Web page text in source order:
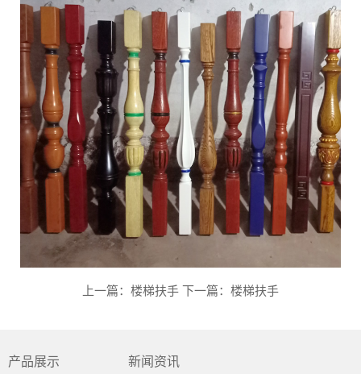
上一篇：楼梯扶手 下一篇：楼梯扶手
产品展示 新闻资讯